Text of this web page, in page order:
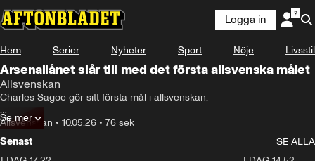
Logga in
Hem Serier Nyheter Sport Nöje Livsstil
Arsenallånet slår till med det första allsvenska målet
Allsvenskan
Charles Sagoe gör sitt första mål i allsvenskan.
Se matchens mål här.
Allsvenskan • 10.05.26 • 76 sek
Se mer
Senast
SE ALLA